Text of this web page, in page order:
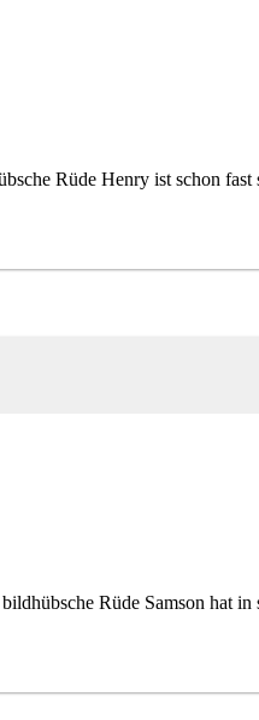
Rüde Henry ist schon
Rüde Samson hat